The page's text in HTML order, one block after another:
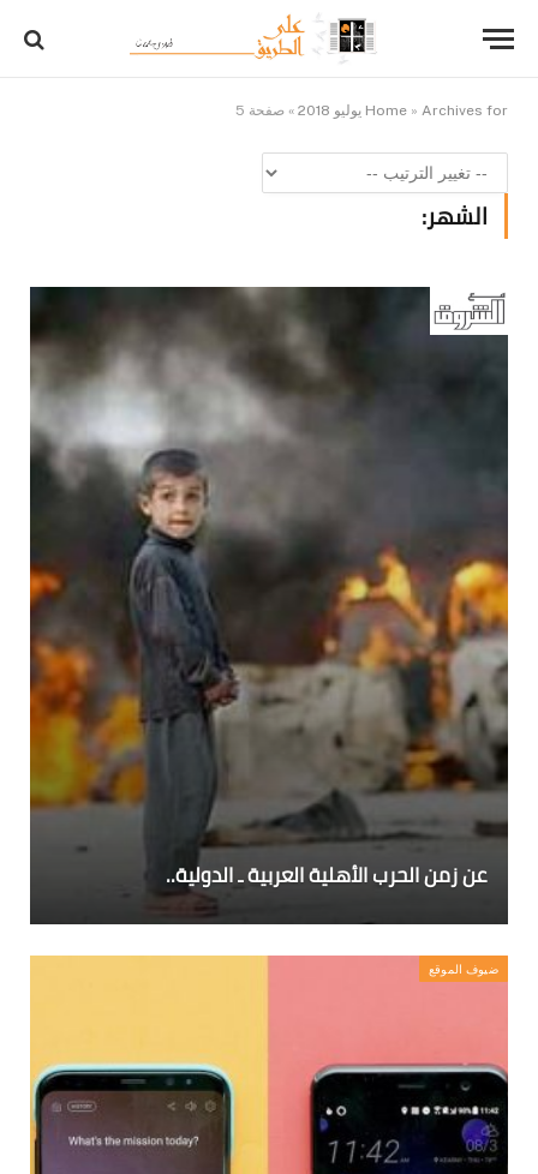
Home » Archives for يوليو 2018 » صفحة 5
الشهر:
عن زمن الحرب الأهلية العربية ـ الدولية..
ضيوف الموقع